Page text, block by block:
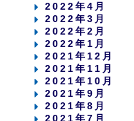
2022年4月
2022年3月
2022年2月
2022年1月
2021年12月
2021年11月
2021年10月
2021年9月
2021年8月
2021年7月